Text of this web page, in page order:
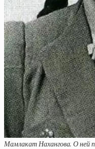
Мамлакат Нахангова. О ней